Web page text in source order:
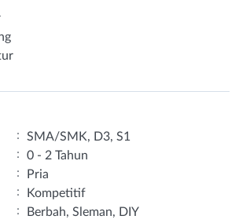
:
SMA/SMK, D3, S1
:
0 - 2 Tahun
:
Pria
:
Kompetitif
: Berbah, Sleman, DIY